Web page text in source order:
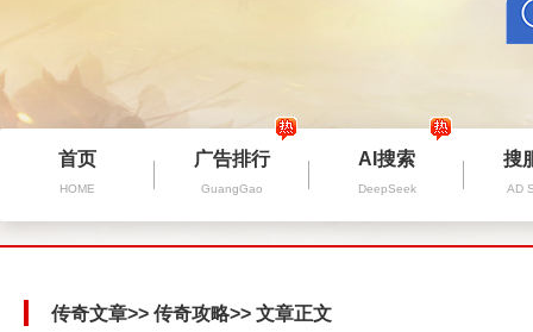
首页
HOME
广告排行
GuangGao
AI搜索
DeepSeek
搜
AD
传奇文章>> 传奇攻略>> 文章正文